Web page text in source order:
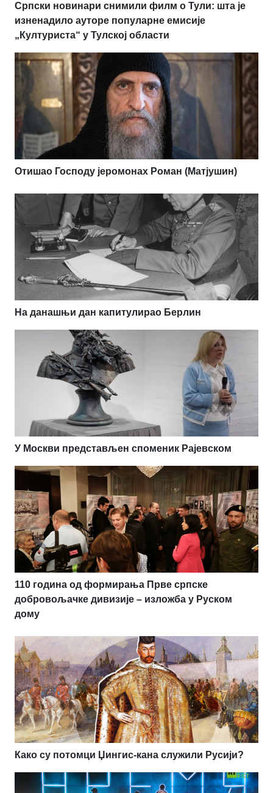
Српски новинари снимили филм о Тули: шта је
изненадило ауторе популарне емисије
„Културиста“ у Тулској области
Отишао Господу јеромонах Роман (Матјушин)
На данашњи дан капитулирао Берлин
У Москви представљен споменик Рајевском
110 година од формирања Прве српске
добровољачке дивизије – изложба у Руском
дому
Како су потомци Џингис-кана служили Русији?